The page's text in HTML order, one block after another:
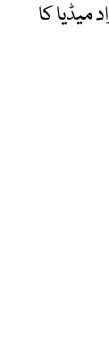
میڈیا کا